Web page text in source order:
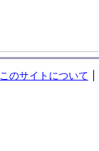
このサイトについて